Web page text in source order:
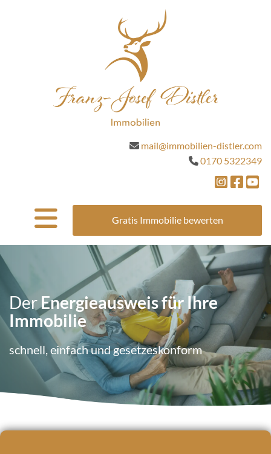
 mail@immobilien-distler.com
0170 5322349
  
Gratis Immobilie bewerten
DerEnergieausweis für Ihre
Immobilie
schnell, einfach und gesetzeskonform